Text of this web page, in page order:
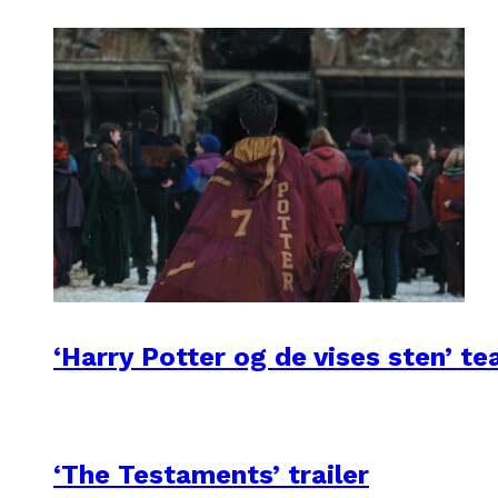
‘Harry Potter og de vises sten’
‘The Testaments’ trailer